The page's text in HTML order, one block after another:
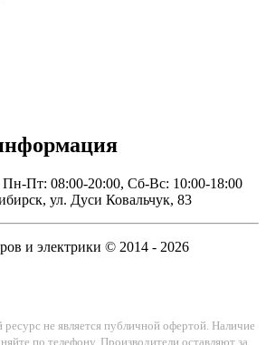
Пн-Пт: 08:00-20:00, Сб-Вс: 10:00-18:00
ул. Дуси Ковальчук, 83
и электрики © 2014 - 2026
не является публичной офертой. Наличие
по телефону. Производители оставляют за